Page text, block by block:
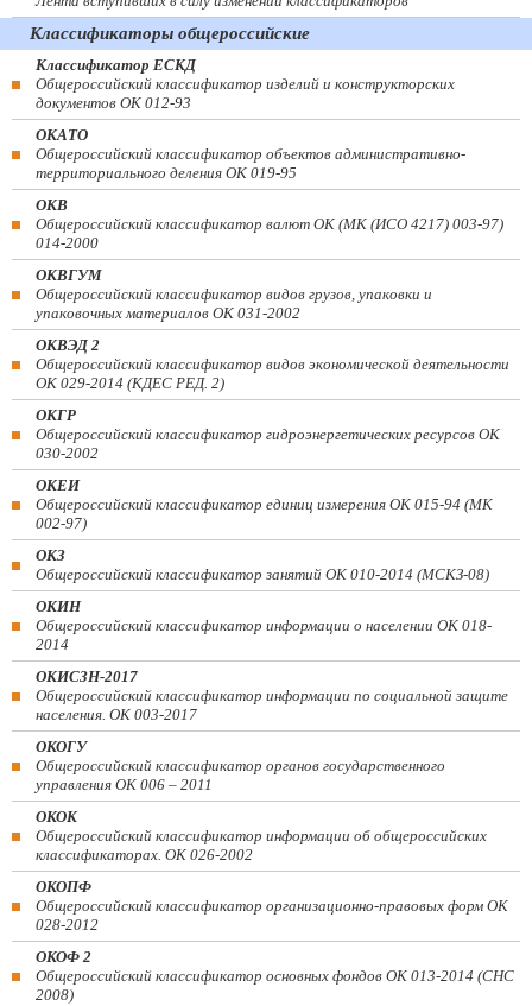
Классификаторы общероссийские
Классификатор ЕСКД
Общероссийский классификатор изделий и конструкторских
документов ОК 012-93
ОКАТО
Общероссийский классификатор объектов административно-
территориального деления ОК 019-95
ОКВ
Общероссийский классификатор валют ОК (МК (ИСО 4217) 003-97)
014-2000
ОКВГУМ
Общероссийский классификатор видов грузов, упаковки и
упаковочных материалов ОК 031-2002
ОКВЭД 2
Общероссийский классификатор видов экономической деятельности
ОК 029-2014 (КДЕС РЕД. 2)
ОКГР
Общероссийский классификатор гидроэнергетических ресурсов ОК
030-2002
ОКЕИ
Общероссийский классификатор единиц измерения ОК 015-94 (МК
002-97)
ОКЗ
Общероссийский классификатор занятий ОК 010-2014 (МСКЗ-08)
ОКИН
Общероссийский классификатор информации о населении ОК 018-
2014
ОКИСЗН-2017
Общероссийский классификатор информации по социальной защите
населения. ОК 003-2017
ОКОГУ
Общероссийский классификатор органов государственного
управления ОК 006 – 2011
ОКОК
Общероссийский классификатор информации об общероссийских
классификаторах. ОК 026-2002
ОКОПФ
Общероссийский классификатор организационно-правовых форм ОК
028-2012
ОКОФ 2
Общероссийский классификатор основных фондов ОК 013-2014 (СНС
2008)